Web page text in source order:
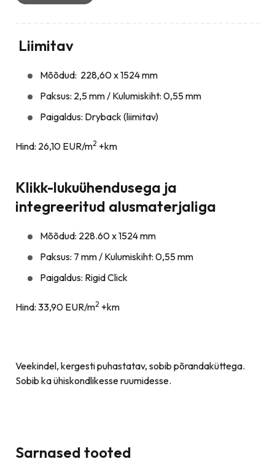
Liimitav
Mõõdud: 228,60 x 1524 mm
Paksus: 2,5 mm / Kulumiskiht: 0,55 mm
Paigaldus: Dryback (liimitav)
Hind: 26,10 EUR/m2 +km
Klikk-lukuühendusega ja
integreeritud alusmaterjaliga
Mõõdud: 228.60 x 1524 mm
Paksus: 7 mm / Kulumiskiht: 0,55 mm
Paigaldus: Rigid Click
Hind: 33,90 EUR/m2 +km
Veekindel, kergesti puhastatav, sobib põrandaküttega.
Sobib ka ühiskondlikesse ruumidesse.
Sarnased tooted